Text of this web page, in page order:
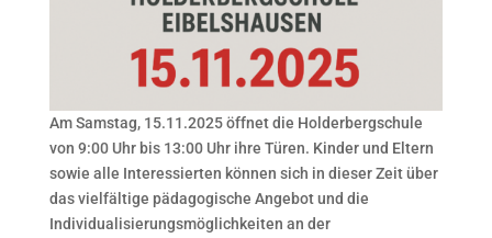
Am Samstag, 15.11.2025 öffnet die Holderbergschule
von 9:00 Uhr bis 13:00 Uhr ihre Türen. Kinder und Eltern
sowie alle Interessierten können sich in dieser Zeit über
das vielfältige pädagogische Angebot und die
Individualisierungsmöglichkeiten an der